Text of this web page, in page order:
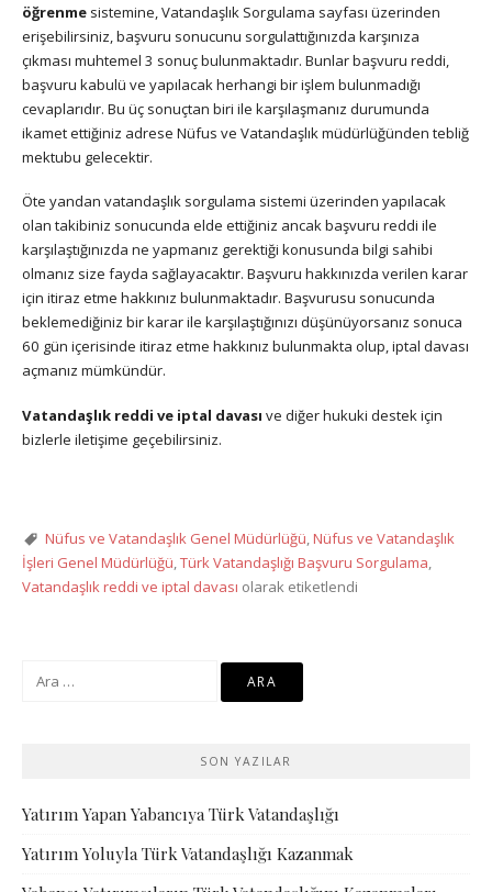
öğrenme sistemine, Vatandaşlık Sorgulama sayfası üzerinden
erişebilirsiniz, başvuru sonucunu sorgulattığınızda karşınıza
çıkması muhtemel 3 sonuç bulunmaktadır. Bunlar başvuru reddi,
başvuru kabulü ve yapılacak herhangi bir işlem bulunmadığı
cevaplarıdır. Bu üç sonuçtan biri ile karşılaşmanız durumunda
ikamet ettiğiniz adrese Nüfus ve Vatandaşlık müdürlüğünden tebliğ
mektubu gelecektir.
Öte yandan vatandaşlık sorgulama sistemi üzerinden yapılacak
olan takibiniz sonucunda elde ettiğiniz ancak başvuru reddi ile
karşılaştığınızda ne yapmanız gerektiği konusunda bilgi sahibi
olmanız size fayda sağlayacaktır. Başvuru hakkınızda verilen karar
için itiraz etme hakkınız bulunmaktadır. Başvurusu sonucunda
beklemediğiniz bir karar ile karşılaştığınızı düşünüyorsanız sonuca
60 gün içerisinde itiraz etme hakkınız bulunmakta olup, iptal davası
açmanız mümkündür.
Vatandaşlık reddi ve iptal davası ve diğer hukuki destek için
bizlerle iletişime geçebilirsiniz.
Nüfus ve Vatandaşlık Genel Müdürlüğü,Nüfus ve Vatandaşlık
İşleri Genel Müdürlüğü,Türk Vatandaşlığı Başvuru Sorgulama,
Vatandaşlık reddi ve iptal davası olarak etiketlendi
Arama:
SON YAZILAR
Yatırım Yapan Yabancıya Türk Vatandaşlığı
Yatırım Yoluyla Türk Vatandaşlığı Kazanmak